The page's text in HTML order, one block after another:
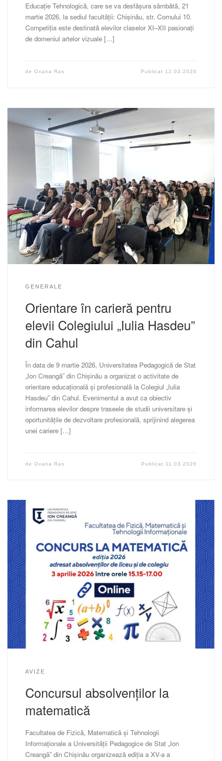
Educație Tehnologică, care se va desfășura sâmbătă, 21
martie 2026, la sediul facultății: Chișinău, str. Cornului 10.
Competiția este destinată elevilor claselor XI–XII pasionați
de domeniul artelor vizuale […]
de Oxana Ras Publicat 12.03.2026
GENERALE
Orientare în carieră pentru
elevii Colegiului „Iulia Hasdeu”
din Cahul
În data de 9 martie 2026, Universitatea Pedagogică de Stat
„Ion Creangă” din Chișinău a organizat o activitate de
orientare educațională și profesională la Colegiul „Iulia
Hasdeu” din Cahul. Evenimentul a avut ca obiectiv
informarea elevilor despre traseele de studii universitare și
oportunitățile de dezvoltare profesională, sprijinind alegerea
unei cariere […]
de Oxana Ras Publicat 11.03.2026
AVIZE
Concursul absolvenților la
matematică
Facultatea de Fizică, Matematică și Tehnologii
Informaționale a Universității Pedagogice de Stat „Ion
Creangă” din Chișinău organizează ediția a XV-a a